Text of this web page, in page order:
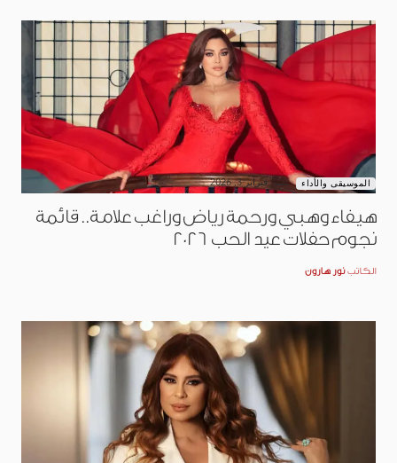
الموسيقى والأداء فبراير 3, 2026
هيفاء وهبي ورحمة رياض وراغب علامة.. قائمة
نجوم حفلات عيد الحب 2026
الكاتب نور هارون